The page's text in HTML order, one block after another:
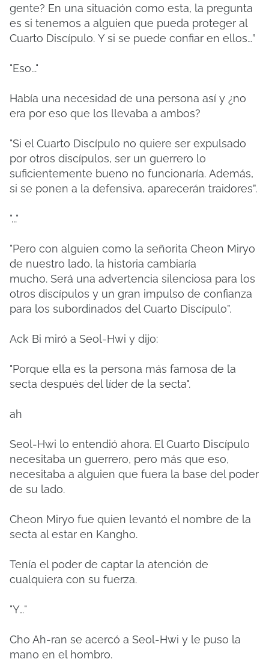
gente? En una situación como esta, la pregunta
es si tenemos a alguien que pueda proteger al
Cuarto Discípulo. Y si se puede confiar en ellos…”
"Eso..."
Había una necesidad de una persona así y ¿no
era por eso que los llevaba a ambos?
"Si el Cuarto Discípulo no quiere ser expulsado
por otros discípulos, ser un guerrero lo
suficientemente bueno no funcionaría. Además,
si se ponen a la defensiva, aparecerán traidores”.
"..."
"Pero con alguien como la señorita Cheon Miryo
de nuestro lado, la historia cambiaría
mucho. Será una advertencia silenciosa para los
otros discípulos y un gran impulso de confianza
para los subordinados del Cuarto Discípulo”.
Ack Bi miró a Seol-Hwi y dijo:
"Porque ella es la persona más famosa de la
secta después del líder de la secta".
ah
Seol-Hwi lo entendió ahora. El Cuarto Discípulo
necesitaba un guerrero, pero más que eso,
necesitaba a alguien que fuera la base del poder
de su lado.
Cheon Miryo fue quien levantó el nombre de la
secta al estar en Kangho.
Tenía el poder de captar la atención de
cualquiera con su fuerza.
"Y…"
Cho Ah-ran se acercó a Seol-Hwi y le puso la
mano en el hombro.